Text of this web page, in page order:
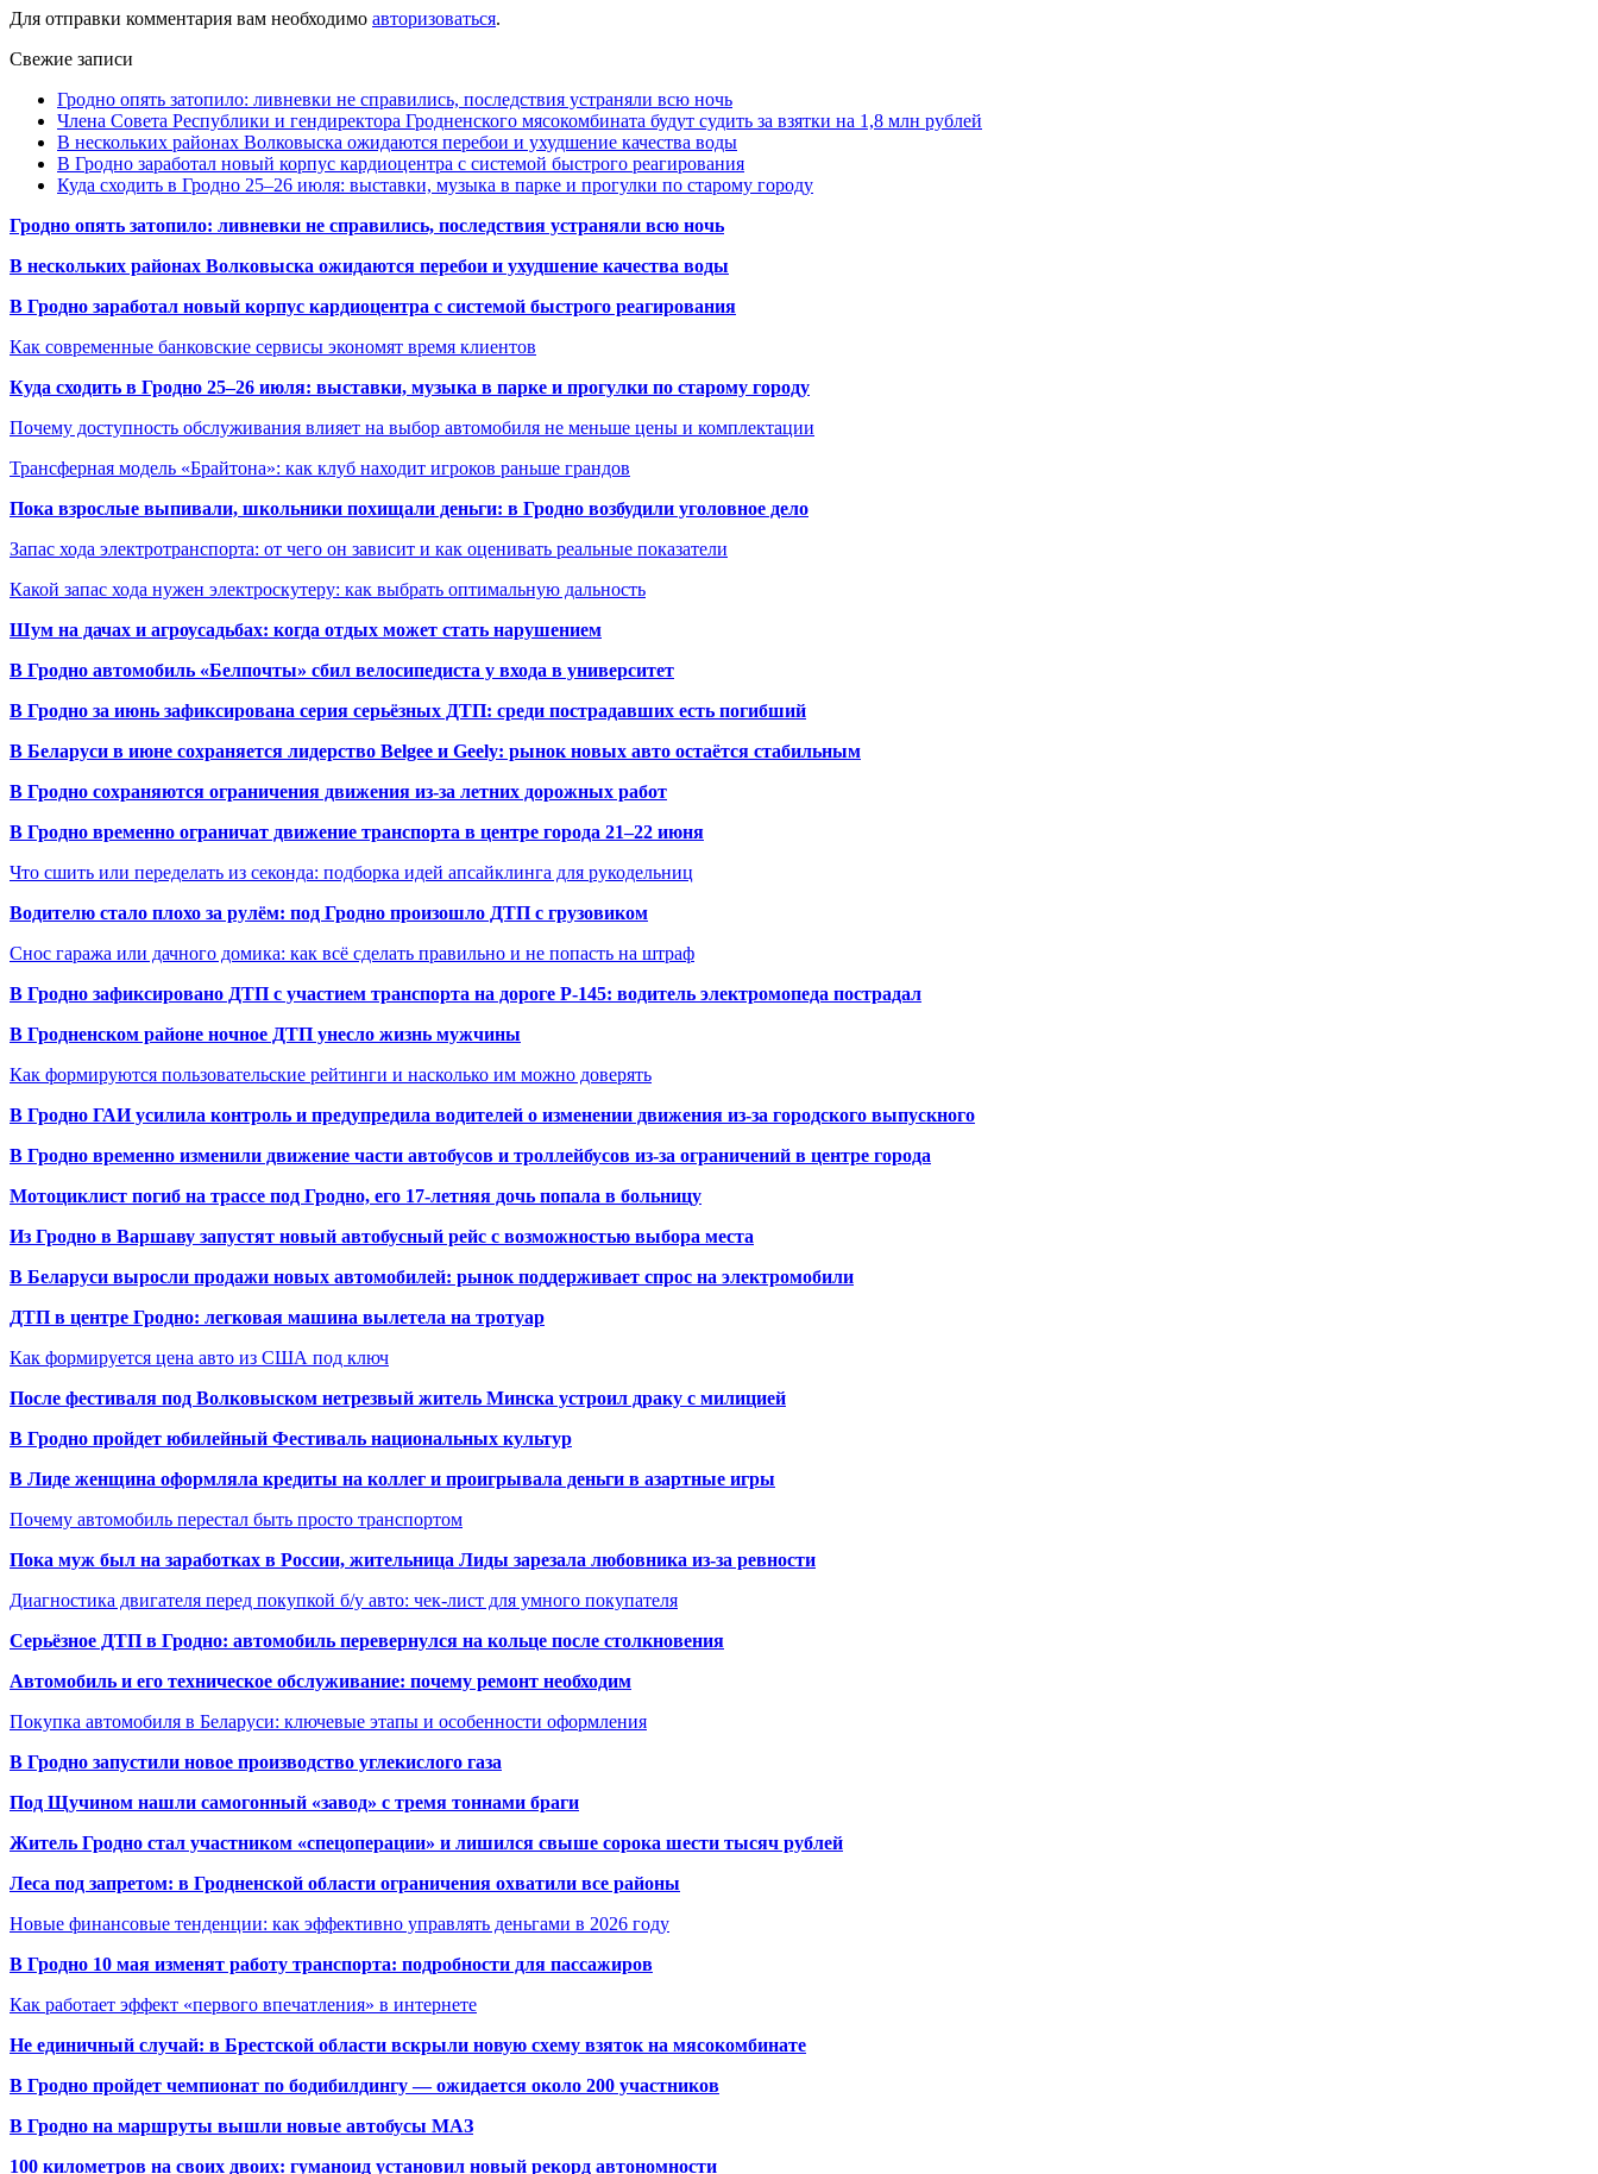
Для отправки комментария вам необходимо авторизоваться.
Свежие записи
Гродно опять затопило: ливневки не справились, последствия устраняли всю ночь
Члена Совета Республики и гендиректора Гродненского мясокомбината будут судить за взятки на 1,8 млн рублей
В нескольких районах Волковыска ожидаются перебои и ухудшение качества воды
В Гродно заработал новый корпус кардиоцентра с системой быстрого реагирования
Куда сходить в Гродно 25–26 июля: выставки, музыка в парке и прогулки по старому городу
Гродно опять затопило: ливневки не справились, последствия устраняли всю ночь
В нескольких районах Волковыска ожидаются перебои и ухудшение качества воды
В Гродно заработал новый корпус кардиоцентра с системой быстрого реагирования
Как современные банковские сервисы экономят время клиентов
Куда сходить в Гродно 25–26 июля: выставки, музыка в парке и прогулки по старому городу
Почему доступность обслуживания влияет на выбор автомобиля не меньше цены и комплектации
Трансферная модель «Брайтона»: как клуб находит игроков раньше грандов
Пока взрослые выпивали, школьники похищали деньги: в Гродно возбудили уголовное дело
Запас хода электротранспорта: от чего он зависит и как оценивать реальные показатели
Какой запас хода нужен электроскутеру: как выбрать оптимальную дальность
Шум на дачах и агроусадьбах: когда отдых может стать нарушением
В Гродно автомобиль «Белпочты» сбил велосипедиста у входа в университет
В Гродно за июнь зафиксирована серия серьёзных ДТП: среди пострадавших есть погибший
В Беларуси в июне сохраняется лидерство Belgee и Geely: рынок новых авто остаётся стабильным
В Гродно сохраняются ограничения движения из-за летних дорожных работ
В Гродно временно ограничат движение транспорта в центре города 21–22 июня
Что сшить или переделать из секонда: подборка идей апсайклинга для рукодельниц
Водителю стало плохо за рулём: под Гродно произошло ДТП с грузовиком
Снос гаража или дачного домика: как всё сделать правильно и не попасть на штраф
В Гродно зафиксировано ДТП с участием транспорта на дороге Р-145: водитель электромопеда пострадал
В Гродненском районе ночное ДТП унесло жизнь мужчины
Как формируются пользовательские рейтинги и насколько им можно доверять
В Гродно ГАИ усилила контроль и предупредила водителей о изменении движения из-за городского выпускного
В Гродно временно изменили движение части автобусов и троллейбусов из-за ограничений в центре города
Мотоциклист погиб на трассе под Гродно, его 17-летняя дочь попала в больницу
Из Гродно в Варшаву запустят новый автобусный рейс с возможностью выбора места
В Беларуси выросли продажи новых автомобилей: рынок поддерживает спрос на электромобили
ДТП в центре Гродно: легковая машина вылетела на тротуар
Как формируется цена авто из США под ключ
После фестиваля под Волковыском нетрезвый житель Минска устроил драку с милицией
В Гродно пройдет юбилейный Фестиваль национальных культур
В Лиде женщина оформляла кредиты на коллег и проигрывала деньги в азартные игры
Почему автомобиль перестал быть просто транспортом
Пока муж был на заработках в России, жительница Лиды зарезала любовника из-за ревности
Диагностика двигателя перед покупкой б/у авто: чек-лист для умного покупателя
Серьёзное ДТП в Гродно: автомобиль перевернулся на кольце после столкновения
Автомобиль и его техническое обслуживание: почему ремонт необходим
Покупка автомобиля в Беларуси: ключевые этапы и особенности оформления
В Гродно запустили новое производство углекислого газа
Под Щучином нашли самогонный «завод» с тремя тоннами браги
Житель Гродно стал участником «спецоперации» и лишился свыше сорока шести тысяч рублей
Леса под запретом: в Гродненской области ограничения охватили все районы
Новые финансовые тенденции: как эффективно управлять деньгами в 2026 году
В Гродно 10 мая изменят работу транспорта: подробности для пассажиров
Как работает эффект «первого впечатления» в интернете
Не единичный случай: в Брестской области вскрыли новую схему взяток на мясокомбинате
В Гродно пройдет чемпионат по бодибилдингу — ожидается около 200 участников
В Гродно на маршруты вышли новые автобусы МАЗ
100 километров на своих двоих: гуманоид установил новый рекорд автономности